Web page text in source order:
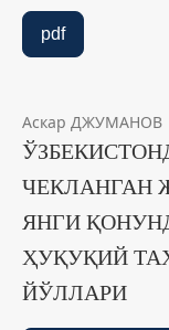
pdf
Аскар ДЖУМАНОВ
ЧЕКЛАНГАН
ЯНГИ
ҲУҚУҚИЙ
ЙЎЛЛАРИ